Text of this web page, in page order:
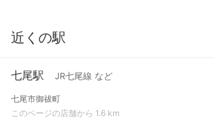
近くの駅
七尾駅 JR七尾線 など
七尾市御祓町
このページの店舗から 1.6 km